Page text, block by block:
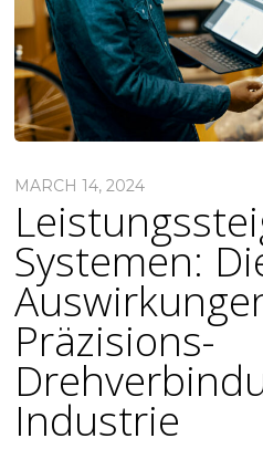
MARCH 14, 2024
Systemen:
Präzisions-
Industrie